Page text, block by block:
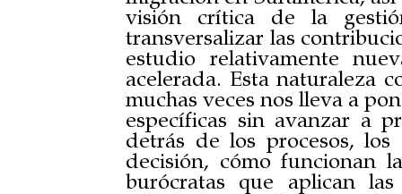
visión crítica de la
transversalizar las
estudio relativamente
acelerada. Esta naturaleza
muchas veces nos lleva a
específicas sin avanzar a
detrás de los procesos,
decisión, cómo funcionan
burócratas que aplican